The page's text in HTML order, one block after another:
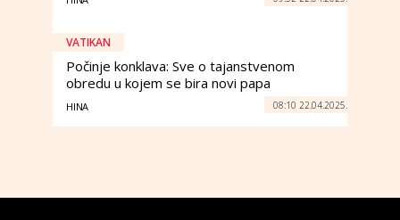
VATIKAN
Počinje konklava: Sve o tajanstvenom
obredu u kojem se bira novi papa
HINA 08:10 22.04.2025.